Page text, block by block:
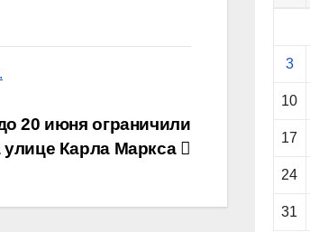
20 июня ограничили
улице Карла Маркса
3
10
17
24
31